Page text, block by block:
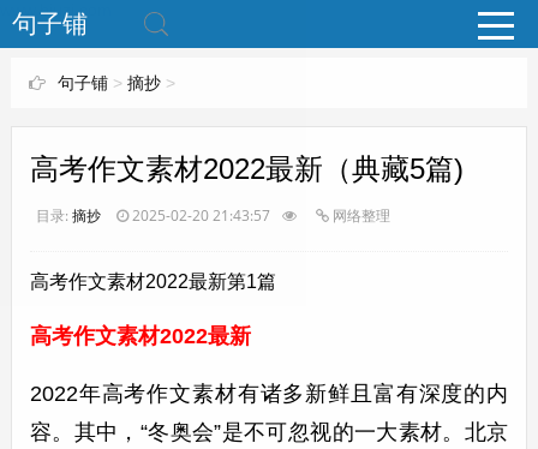
www.bjuzi.com
句子铺
句子铺> 摘抄>
高考作文素材2022最新（典藏5篇)
目录: 摘抄 2025-02-20 21:43:57 网络整理
高考作文素材2022最新第1篇
高考作文素材2022最新
2022年高考作文素材有诸多新鲜且富有深度的内
容。其中，“冬奥会”是不可忽视的一大素材。北京